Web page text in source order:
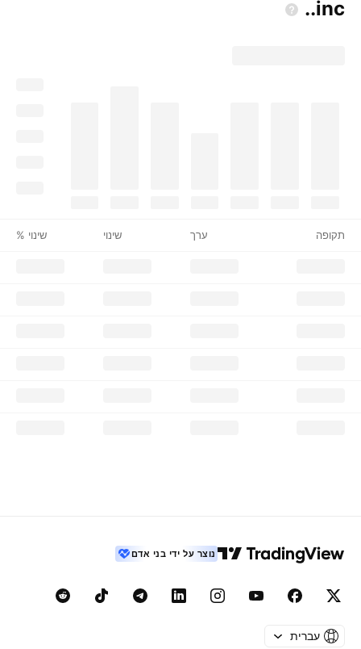
inc..
תקופה ערך שינוי שינוי %
נוצר על ידי בני אדם
עברית